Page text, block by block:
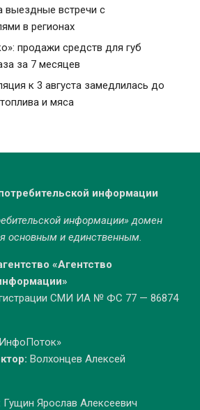
выездные встречи с
в регионах
продажи средств для губ
за 7 месяцев
к 3 августа замедлилась до
и мяса
информации
информации» домен
основным и единственным.
«Агентство
СМИ ИА № ФС 77 — 86874
Волхонцев Алексей
Гущин Ярослав Алексеевич